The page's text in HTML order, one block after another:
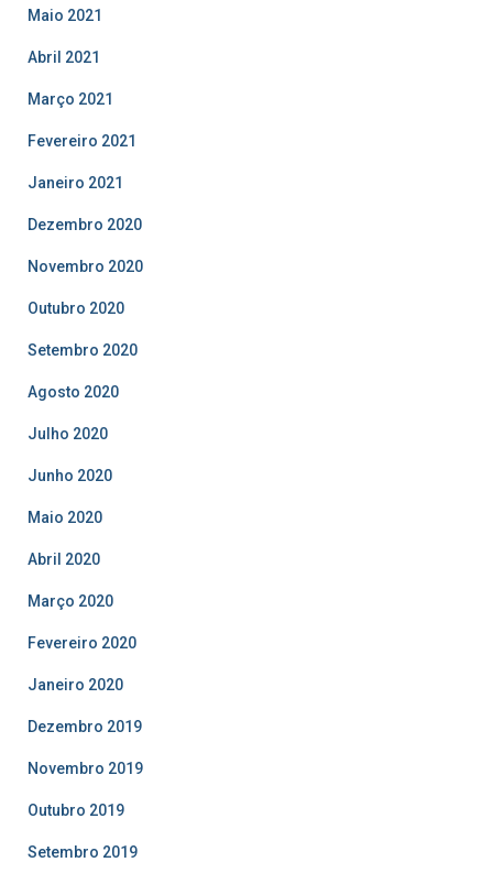
Maio 2021
Abril 2021
Março 2021
Fevereiro 2021
Janeiro 2021
Dezembro 2020
Novembro 2020
Outubro 2020
Setembro 2020
Agosto 2020
Julho 2020
Junho 2020
Maio 2020
Abril 2020
Março 2020
Fevereiro 2020
Janeiro 2020
Dezembro 2019
Novembro 2019
Outubro 2019
Setembro 2019